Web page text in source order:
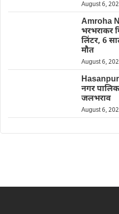
August 6,
Amroha
भरभराकर
लिंटर, 6
मौत
August 6,
नगर
जलभराव
August 6,